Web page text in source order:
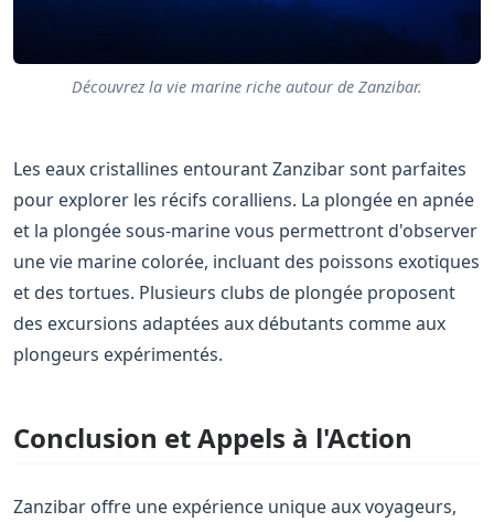
Découvrez la vie marine riche autour de Zanzibar.
Les eaux cristallines entourant Zanzibar sont parfaites
pour explorer les récifs coralliens. La plongée en apnée
et la plongée sous-marine vous permettront d'observer
une vie marine colorée, incluant des poissons exotiques
et des tortues. Plusieurs clubs de plongée proposent
des excursions adaptées aux débutants comme aux
plongeurs expérimentés.
Conclusion et Appels à l'Action
Zanzibar offre une expérience unique aux voyageurs,